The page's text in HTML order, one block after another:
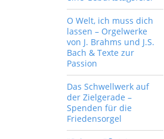
O Welt, ich muss dich
lassen – Orgelwerke
von J. Brahms und J.S.
Bach & Texte zur
Passion
Das Schwellwerk auf
der Zielgerade –
Spenden für die
Friedensorgel